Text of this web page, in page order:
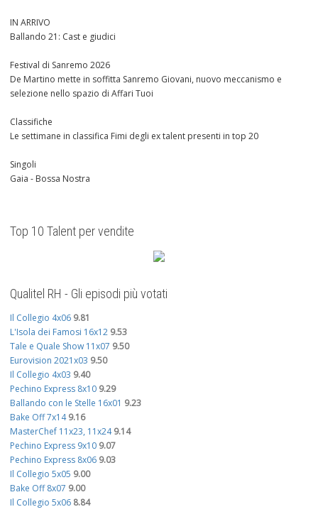
IN ARRIVO
Ballando 21: Cast e giudici
Festival di Sanremo 2026
De Martino mette in soffitta Sanremo Giovani, nuovo meccanismo e
selezione nello spazio di Affari Tuoi
Classifiche
Le settimane in classifica Fimi degli ex talent presenti in top 20
Singoli
Gaia - Bossa Nostra
Top 10 Talent per vendite
Qualitel RH - Gli episodi più votati
Il Collegio 4x06 9.81
L'Isola dei Famosi 16x12 9.53
Tale e Quale Show 11x07 9.50
Eurovision 2021x03 9.50
Il Collegio 4x03 9.40
Pechino Express 8x10 9.29
Ballando con le Stelle 16x01 9.23
Bake Off 7x14 9.16
MasterChef 11x23, 11x24 9.14
Pechino Express 9x10 9.07
Pechino Express 8x06 9.03
Il Collegio 5x05 9.00
Bake Off 8x07 9.00
Il Collegio 5x06 8.84